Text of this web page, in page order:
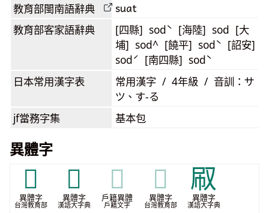
教育部閩南語辭典 suat
教育部客家語辭典
[四縣] sodˋ [海陸] sod [大
埔] sod^ [饒平] sodˋ [詔安]
sodˊ [南四縣] sodˋ
日本常用漢字表
常用漢字 / 4年級 / 音訓：サ
ツ、す-る
jf當務字集 基本包
異體字
𠛚
異體字
台灣教育部
𢼞
異體字
漢語大字典
𢼞
戶籍異體
戶籍文字
𢼞
異體字
台灣教育部
㕞
異體字
漢語大字典